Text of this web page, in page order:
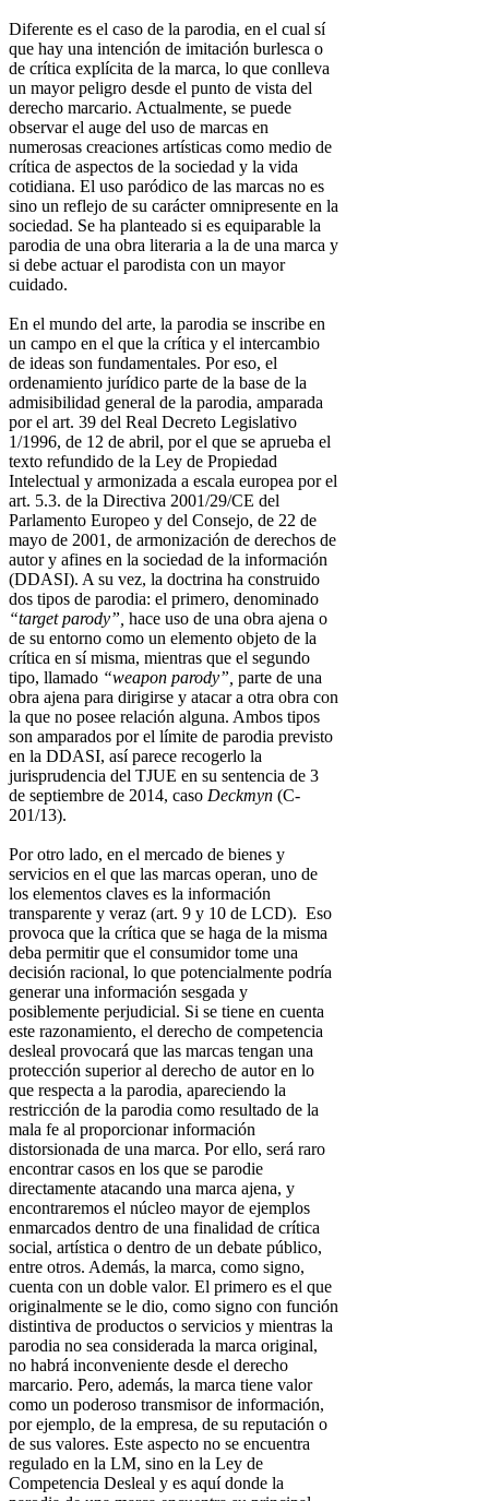
Diferente es el caso de la parodia, en el cual sí
que hay una intención de imitación burlesca o
de crítica explícita de la marca, lo que conlleva
un mayor peligro desde el punto de vista del
derecho marcario. Actualmente, se puede
observar el auge del uso de marcas en
numerosas creaciones artísticas como medio de
crítica de aspectos de la sociedad y la vida
cotidiana. El uso paródico de las marcas no es
sino un reflejo de su carácter omnipresente en la
sociedad. Se ha planteado si es equiparable la
parodia de una obra literaria a la de una marca y
si debe actuar el parodista con un mayor
cuidado.
En el mundo del arte, la parodia se inscribe en
un campo en el que la crítica y el intercambio
de ideas son fundamentales. Por eso, el
ordenamiento jurídico parte de la base de la
admisibilidad general de la parodia, amparada
por el art. 39 del Real Decreto Legislativo
1/1996, de 12 de abril, por el que se aprueba el
texto refundido de la Ley de Propiedad
Intelectual y armonizada a escala europea por el
art. 5.3. de la Directiva 2001/29/CE del
Parlamento Europeo y del Consejo, de 22 de
mayo de 2001, de armonización de derechos de
autor y afines en la sociedad de la información
(DDASI). A su vez, la doctrina ha construido
dos tipos de parodia: el primero, denominado
“target parody”, hace uso de una obra ajena o
de su entorno como un elemento objeto de la
crítica en sí misma, mientras que el segundo
tipo, llamado “weapon parody”, parte de una
obra ajena para dirigirse y atacar a otra obra con
la que no posee relación alguna. Ambos tipos
son amparados por el límite de parodia previsto
en la DDASI, así parece recogerlo la
jurisprudencia del TJUE en su sentencia de 3
de septiembre de 2014, caso Deckmyn (C-
201/13).
Por otro lado, en el mercado de bienes y
servicios en el que las marcas operan, uno de
los elementos claves es la información
transparente y veraz (art. 9 y 10 de LCD). Eso
provoca que la crítica que se haga de la misma
deba permitir que el consumidor tome una
decisión racional, lo que potencialmente podría
generar una información sesgada y
posiblemente perjudicial. Si se tiene en cuenta
este razonamiento, el derecho de competencia
desleal provocará que las marcas tengan una
protección superior al derecho de autor en lo
que respecta a la parodia, apareciendo la
restricción de la parodia como resultado de la
mala fe al proporcionar información
distorsionada de una marca. Por ello, será raro
encontrar casos en los que se parodie
directamente atacando una marca ajena, y
encontraremos el núcleo mayor de ejemplos
enmarcados dentro de una finalidad de crítica
social, artística o dentro de un debate público,
entre otros. Además, la marca, como signo,
cuenta con un doble valor. El primero es el que
originalmente se le dio, como signo con función
distintiva de productos o servicios y mientras la
parodia no sea considerada la marca original,
no habrá inconveniente desde el derecho
marcario. Pero, además, la marca tiene valor
como un poderoso transmisor de información,
por ejemplo, de la empresa, de su reputación o
de sus valores. Este aspecto no se encuentra
regulado en la LM, sino en la Ley de
Competencia Desleal y es aquí donde la